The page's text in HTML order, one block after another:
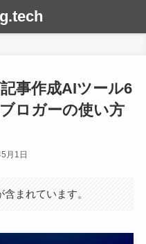
事作成AIツール6
ロガーの使い方
月1日
まれています。